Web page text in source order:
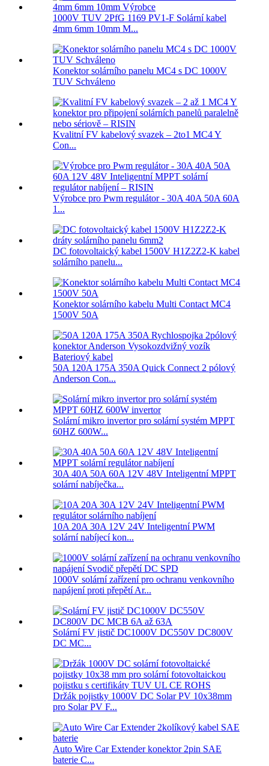
1000V TUV 2PfG 1169 PV1-F Solární kabel
4mm 6mm 10mm M...
Konektor solárního panelu MC4 s DC 1000V
TUV Schváleno
Kvalitní FV kabelový svazek – 2to1 MC4 Y
Con...
Výrobce pro Pwm regulátor - 30A 40A 50A 60A
1...
DC fotovoltaický kabel 1500V H1Z2Z2-K kabel
solárního panelu...
Konektor solárního kabelu Multi Contact MC4
1500V 50A
50A 120A 175A 350A Quick Connect 2 pólový
Anderson Con...
Solární mikro invertor pro solární systém MPPT
60HZ 600W...
30A 40A 50A 60A 12V 48V Inteligentní MPPT
solární nabíječka...
10A 20A 30A 12V 24V Inteligentní PWM
solární nabíjecí kon...
1000V solární zařízení pro ochranu venkovního
napájení proti přepětí Ar...
Solární FV jistič DC1000V DC550V DC800V
DC MC...
Držák pojistky 1000V DC Solar PV 10x38mm
pro Solar PV F...
Auto Wire Car Extender konektor 2pin SAE
baterie C...